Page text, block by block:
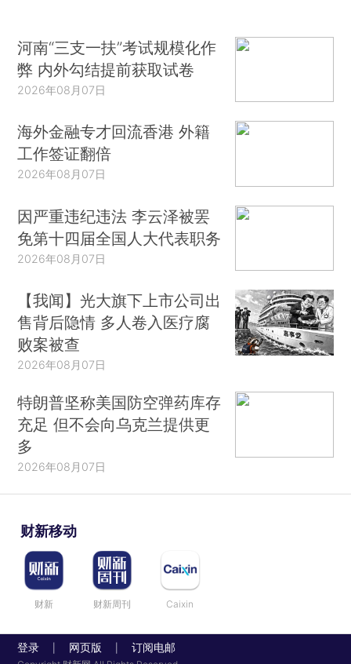
河南“三支一扶”考试规模化作
弊 内外勾结提前获取试卷
2026年08月07日
海外金融专才回流香港 外籍
工作签证翻倍
2026年08月07日
因严重违纪违法 李云泽被罢
免第十四届全国人大代表职务
2026年08月07日
【我闻】光大旗下上市公司出
售背后隐情 多人卷入医疗腐
败案被查
2026年08月07日
特朗普坚称美国防空弹药库存
充足 但不会向乌克兰提供更
多
2026年08月07日
财新移动
财新 财新周刊 Caixin
登录 网页版 订阅电邮